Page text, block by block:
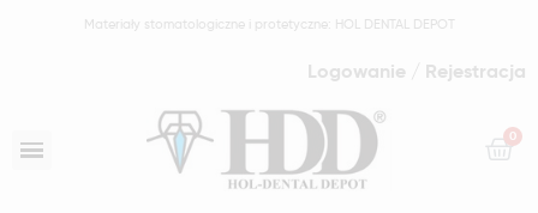
Materiały stomatologiczne i protetyczne: HOL DENTAL DEPOT
Logowanie / Rejestracja